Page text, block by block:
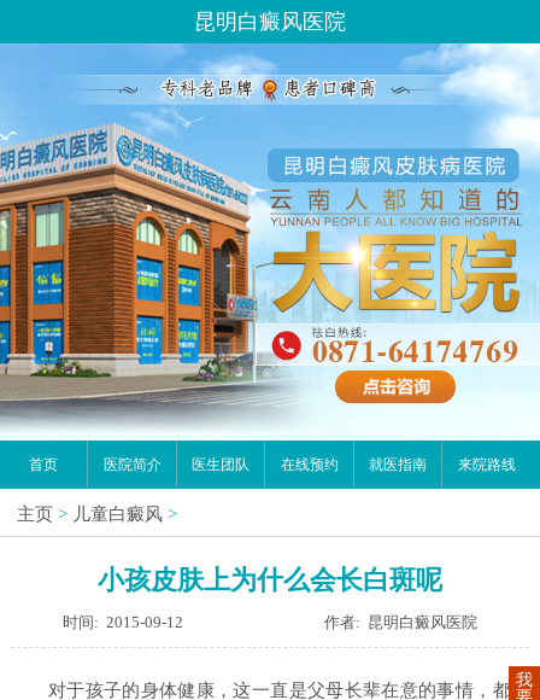
昆明白癜风医院
首页 医院简介 医生团队 在线预约 就医指南 来院路线
主页 > 儿童白癜风 >
小孩皮肤上为什么会长白斑呢
时间: 2015-09-12 作者: 昆明白癜风医院
对于孩子的身体健康，这一直是父母长辈在意的事情，都希
我